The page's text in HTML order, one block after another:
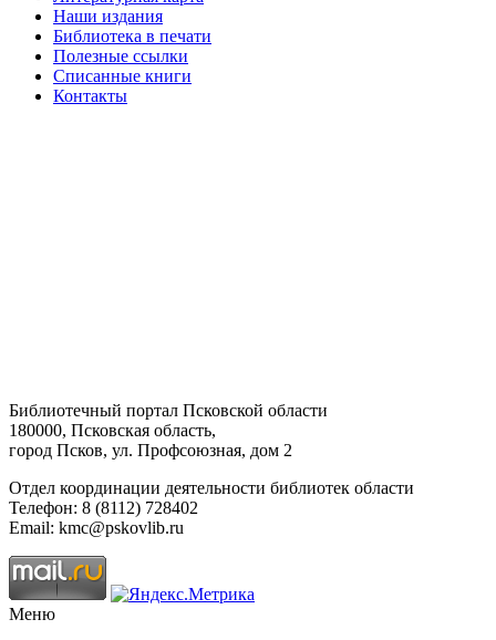
Наши издания
Библиотека в печати
Полезные ссылки
Списанные книги
Контакты
Библиотечный портал Псковской области
180000, Псковская область,
город Псков, ул. Профсоюзная, дом 2
Отдел координации деятельности библиотек области
Телефон: 8 (8112) 728402
Email: kmc@pskovlib.ru
Меню